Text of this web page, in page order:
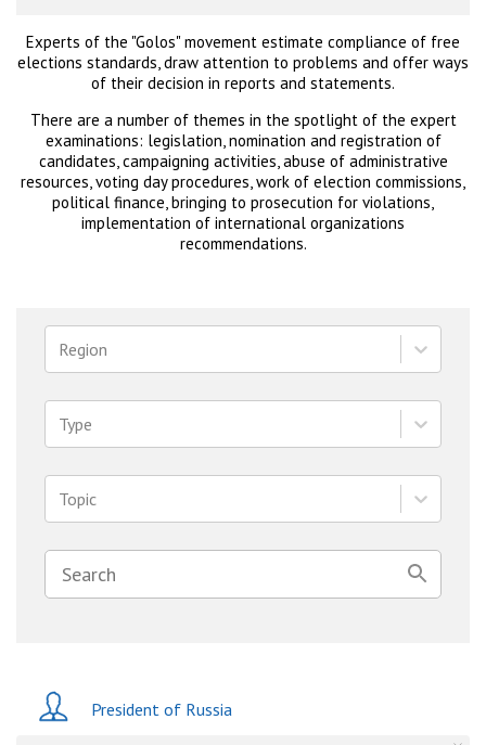
Experts of the "Golos" movement estimate compliance of free
elections standards, draw attention to problems and offer ways
of their decision in reports and statements.
There are a number of themes in the spotlight of the expert
examinations: legislation, nomination and registration of
candidates, campaigning activities, abuse of administrative
resources, voting day procedures, work of election commissions,
political finance, bringing to prosecution for violations,
implementation of international organizations
recommendations.
Region
Type
Topic
President of Russia